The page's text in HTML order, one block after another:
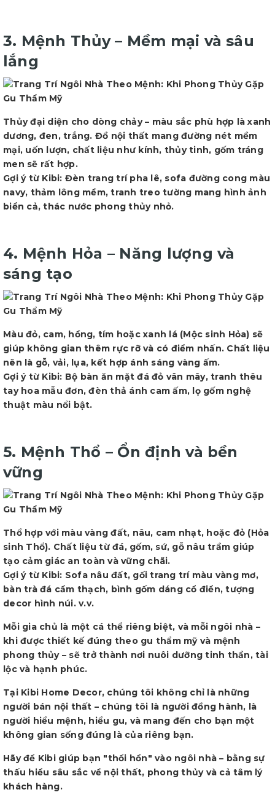
3. Mệnh Thủy – Mềm mại và sâu
lắng
Thủy đại diện cho dòng chảy – màu sắc phù hợp là xanh
dương, đen, trắng. Đồ nội thất mang đường nét mềm
mại, uốn lượn, chất liệu như kính, thủy tinh, gốm tráng
men sẽ rất hợp.
Gợi ý từ Kibi: Đèn trang trí pha lê, sofa đường cong màu
navy, thảm lông mềm, tranh treo tường mang hình ảnh
biển cả, thác nước phong thủy nhỏ.
4. Mệnh Hỏa – Năng lượng và
sáng tạo
Màu đỏ, cam, hồng, tím hoặc xanh lá (Mộc sinh Hỏa) sẽ
giúp không gian thêm rực rỡ và có điểm nhấn. Chất liệu
nên là gỗ, vải, lụa, kết hợp ánh sáng vàng ấm.
Gợi ý từ Kibi: Bộ bàn ăn mặt đá đỏ vân mây, tranh thêu
tay hoa mẫu đơn, đèn thả ánh cam ấm, lọ gốm nghệ
thuật màu nổi bật.
5. Mệnh Thổ – Ổn định và bền
vững
Thổ hợp với màu vàng đất, nâu, cam nhạt, hoặc đỏ (Hỏa
sinh Thổ). Chất liệu từ đá, gốm, sứ, gỗ nâu trầm giúp
tạo cảm giác an toàn và vững chãi.
Gợi ý từ Kibi: Sofa nâu đất, gối trang trí màu vàng mơ,
bàn trà đá cẩm thạch, bình gốm dáng cổ điển, tượng
decor hình núi. v.v.
Mỗi gia chủ là một cá thể riêng biệt, và mỗi ngôi nhà –
khi được thiết kế đúng theo gu thẩm mỹ và mệnh
phong thủy – sẽ trở thành nơi nuôi dưỡng tinh thần, tài
lộc và hạnh phúc.
Tại Kibi Home Decor, chúng tôi không chỉ là những
người bán nội thất – chúng tôi là người đồng hành, là
người hiểu mệnh, hiểu gu, và mang đến cho bạn một
không gian sống đúng là của riêng bạn.
Hãy để Kibi giúp bạn "thổi hồn" vào ngôi nhà – bằng sự
thấu hiểu sâu sắc về nội thất, phong thủy và cả tâm lý
khách hàng.